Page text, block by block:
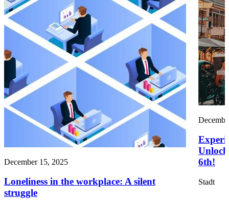
December 15, 2025
Loneliness in the workplace: A silent
struggle
6th!
Stadt